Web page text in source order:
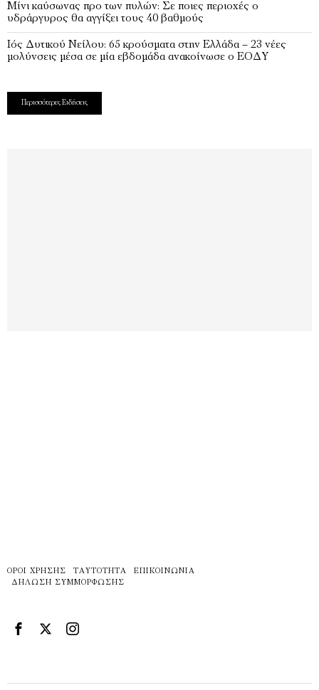
Μίνι καύσωνας προ των πυλών: Σε ποιες περιοχές ο
υδράργυρος θα αγγίξει τους 40 βαθμούς
Ιός Δυτικού Νείλου: 65 κρούσματα στην Ελλάδα – 23 νέες
μολύνσεις μέσα σε μία εβδομάδα ανακοίνωσε ο ΕΟΔΥ
Περισσότερες Ειδήσεις
ΌΡΟΙ ΧΡΉΣΗΣ ΤΑΥΤΌΤΗΤΑ
ΕΠΙΚΟΙΝΩΝΊΑ
ΔΉΛΩΣΗ ΣΥΜΜΌΡΦΩΣΗΣ